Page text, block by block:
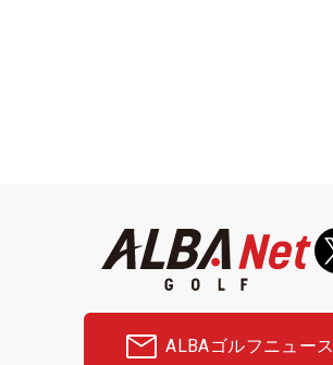
ALBAゴルフニュース